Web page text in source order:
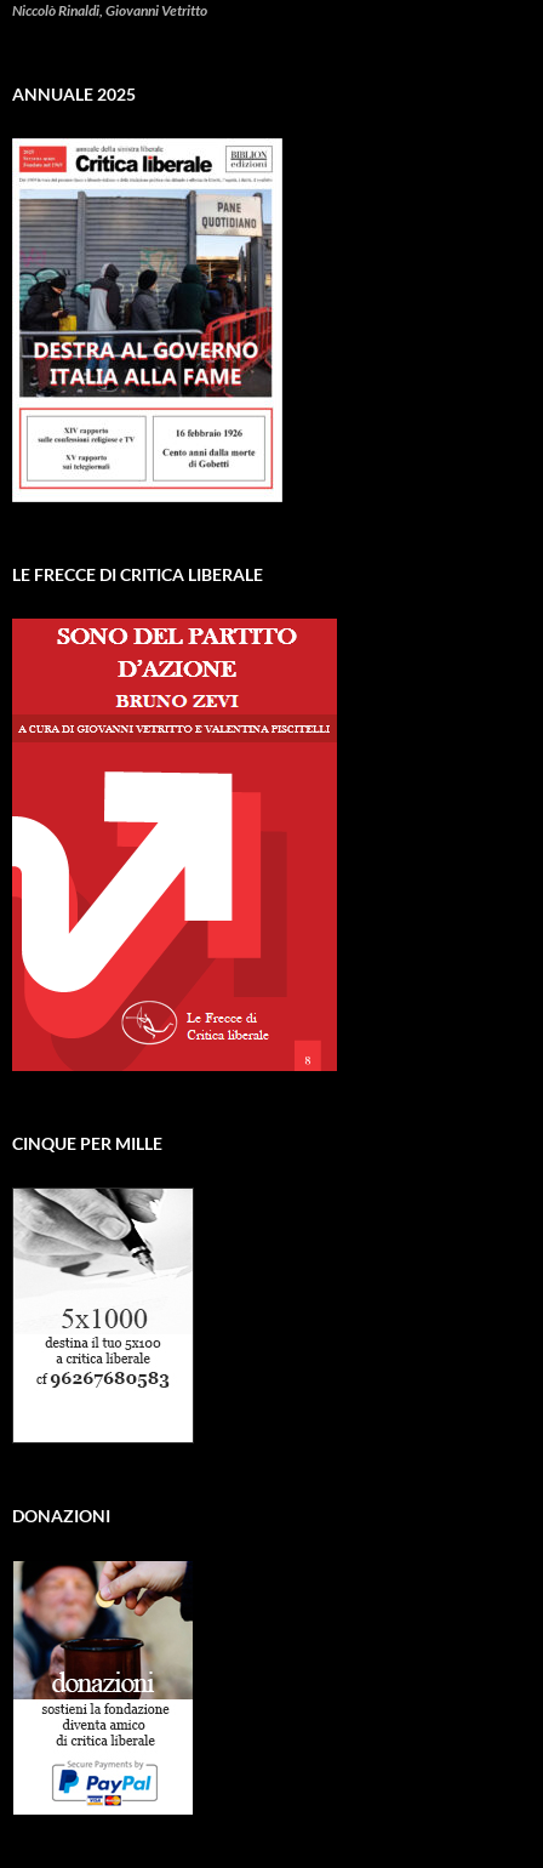
Niccolò Rinaldi, Giovanni Vetritto
ANNUALE 2025
LE FRECCE DI CRITICA LIBERALE
CINQUE PER MILLE
DONAZIONI